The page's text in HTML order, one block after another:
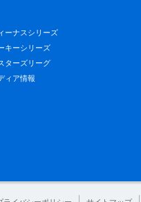
ーナスシリーズ
キーシリーズ
ターズリーグ
ィア情報